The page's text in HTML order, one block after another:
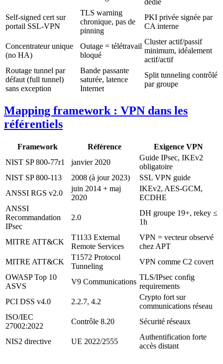
Self-signed cert sur
portail SSL-VPN
TLS warning
chronique, pas de
pinning
PKI privée signée par
CA interne
Concentrateur unique
(no HA)
Outage = télétravail
bloqué
Cluster actif/passif
minimum, idéalement
actif/actif
Routage tunnel par
défaut (full tunnel)
sans exception
Bande passante
saturée, latence
Internet
Split tunneling contrôlé
par groupe
Mapping framework : VPN dans les
référentiels
Framework Référence
Exigence VPN
NIST SP 800-77r1
janvier 2020
Guide IPsec, IKEv2
obligatoire
NIST SP 800-113
2008 (à jour 2023)
SSL VPN guide
ANSSI RGS v2.0
juin 2014 + maj
2020
IKEv2, AES-GCM,
ECDHE
ANSSI
Recommandation
IPsec
2.0
DH groupe 19+, rekey ≤
1h
MITRE ATT&CK
T1133 External
Remote Services
VPN = vecteur observé
chez APT
MITRE ATT&CK
T1572 Protocol
Tunneling
VPN comme C2 covert
OWASP Top 10
ASVS
V9 Communications
TLS/IPsec config
requirements
PCI DSS v4.0
2.2.7, 4.2
Crypto fort sur
communications réseau
ISO/IEC
27002:2022
Contrôle 8.20 Sécurité réseaux
NIS2 directive UE 2022/2555
Authentification forte
accès distant